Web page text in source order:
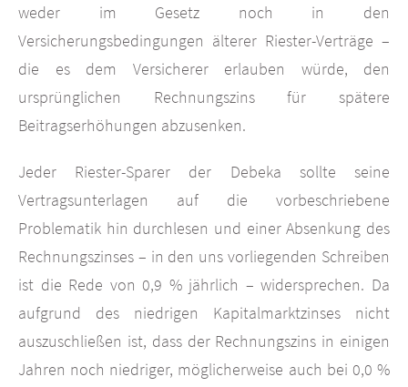
weder im Gesetz noch in den
Versicherungsbedingungen älterer Riester-Verträge –
die es dem Versicherer erlauben würde, den
ursprünglichen Rechnungszins für spätere
Beitragserhöhungen abzusenken.
Jeder Riester-Sparer der Debeka sollte seine
Vertragsunterlagen auf die vorbeschriebene
Problematik hin durchlesen und einer Absenkung des
Rechnungszinses – in den uns vorliegenden Schreiben
ist die Rede von 0,9 % jährlich – widersprechen. Da
aufgrund des niedrigen Kapitalmarktzinses nicht
auszuschließen ist, dass der Rechnungszins in einigen
Jahren noch niedriger, möglicherweise auch bei 0,0 %